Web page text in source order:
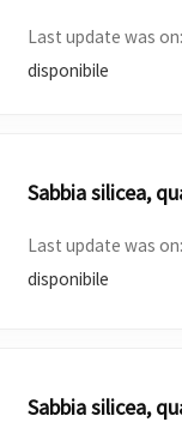
Last update was
disponibile
Sabbia silicea,
Last update was
disponibile
Sabbia silicea,